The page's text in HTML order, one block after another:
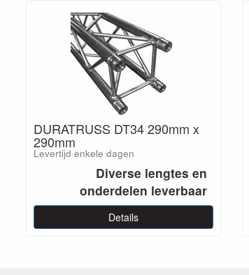
DURATRUSS DT34 290mm x
290mm
Levertijd enkele dagen
Diverse lengtes en
onderdelen leverbaar
Details